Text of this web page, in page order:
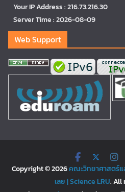
Your IP Address : 216.73.216.30
Server Time : 2026-08-09
Web Support
Copyright © 2026คณะวิทยาศาสตร์แ
เลย | Science LRU. All